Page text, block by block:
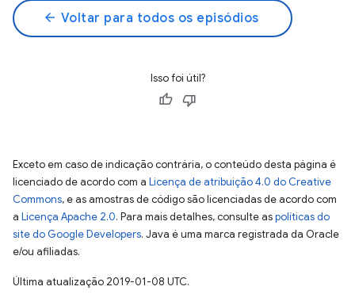
arrow_back Voltar para todos os episódios
Isso foi útil?
Exceto em caso de indicação contrária, o conteúdo desta página é
licenciado de acordo com a Licença de atribuição 4.0 do Creative
Commons, e as amostras de código são licenciadas de acordo com
a Licença Apache 2.0. Para mais detalhes, consulte aspolíticas do
site do Google Developers. Java é uma marca registrada da Oracle
e/ou afiliadas.
Última atualização 2019-01-08 UTC.